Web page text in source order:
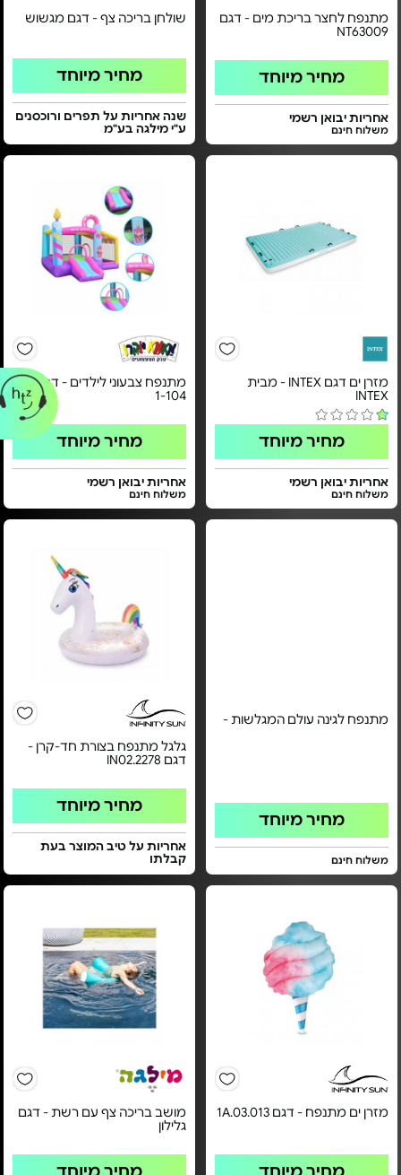
מתנפח לחצר בריכת מים - דגם
NT63009
מחיר מיוחד
אחריות יבואן רשמי
משלוח חינם
שולחן בריכה צף - דגם מגשוש
מחיר מיוחד
שנה אחריות על תפרים ורוכסנים
ע"י מילגה בע"מ
מזרן ים דגם INTEX - מבית
INTEX
מחיר מיוחד
אחריות יבואן רשמי
משלוח חינם
מתנפח צבעוני לילדים - דגם FL-
1-104
מחיר מיוחד
אחריות יבואן רשמי
משלוח חינם
מתנפח לגינה עולם המגלשות -
מחיר מיוחד
משלוח חינם
גלגל מתנפח בצורת חד-קרן -
דגם IN02.2278
מחיר מיוחד
אחריות על טיב המוצר בעת
קבלתו
מזרן ים מתנפח - דגם 1A.03.013
מושב בריכה צף עם רשת - דגם
גלילון